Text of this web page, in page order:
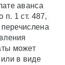
аванса
п. 1 ст. 487,
может
в виде